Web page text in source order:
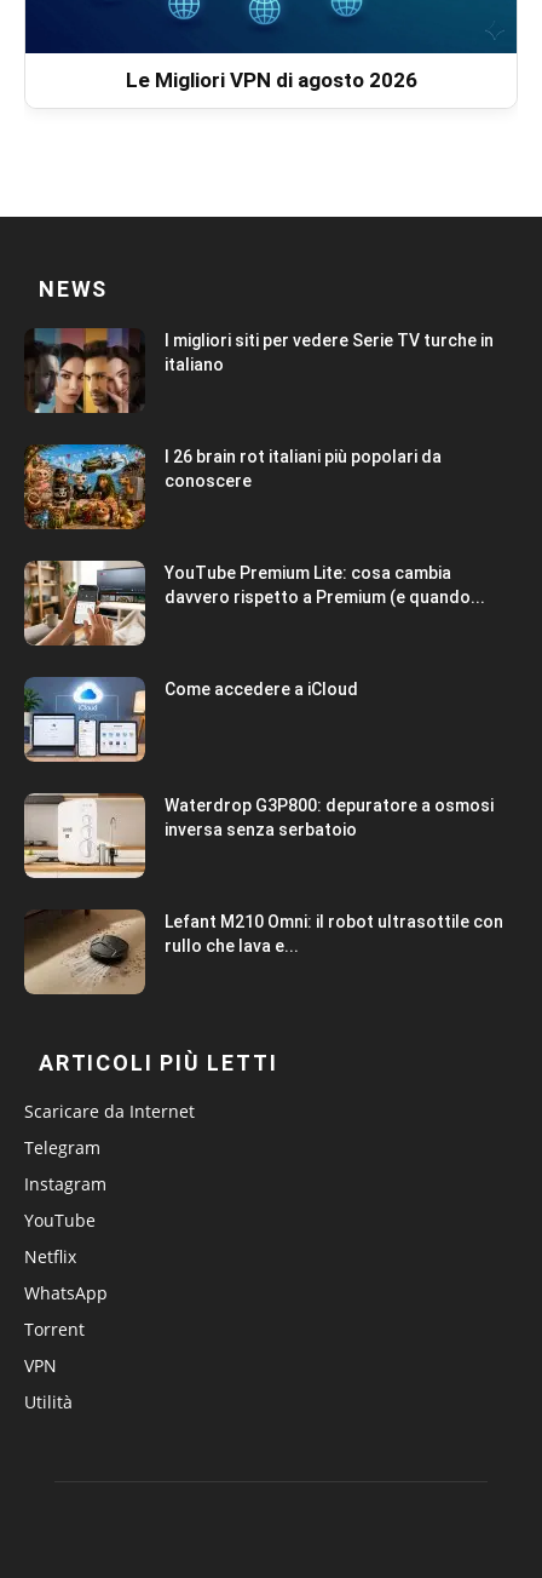
Le Migliori VPN di agosto 2026
NEWS
I migliori siti per vedere Serie TV turche in
italiano
I 26 brain rot italiani più popolari da
conoscere
YouTube Premium Lite: cosa cambia
davvero rispetto a Premium (e quando...
Come accedere a iCloud
Waterdrop G3P800: depuratore a osmosi
inversa senza serbatoio
Lefant M210 Omni: il robot ultrasottile con
rullo che lava e...
ARTICOLI PIÙ LETTI
Scaricare da Internet
Telegram
Instagram
YouTube
Netflix
WhatsApp
Torrent
VPN
Utilità